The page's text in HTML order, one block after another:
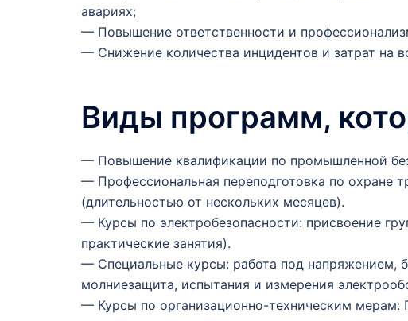
авариях;
— Повышение ответственности и
— Снижение количества инцидентов и затрат на
Виды программ,
— Повышение квалификации по промышленной
— Профессиональная переподготовка по охране
(длительностью от нескольких месяцев).
— Курсы по электробезопасности: присвоение
практические занятия).
— Специальные курсы: работа под напряжением,
молниезащита, испытания и измерения
— Курсы по организационно-техническим мерам: